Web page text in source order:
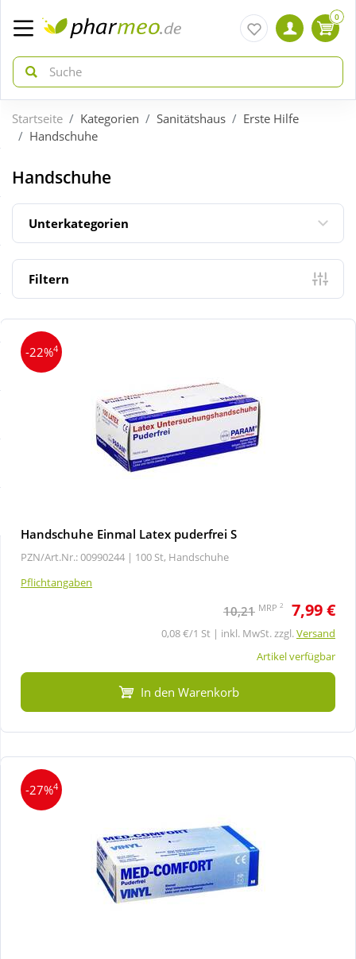
zurück
ÜBERSICHT AKTIONEN
Aktuelle Coupons
Neuheiten
Sale
zurück
ÜBERSICHT KATEGORIEN
Arzneimittel
Diabetes
Körperpflege & Kosmetik
Natur & Homöopathie
Tierbedarf
Wellness
0
Startseite Kategorien Sanitätshaus
Erste Hilfe
Handschuhe
Handschuhe
Unterkategorien
Filtern
-22%4
Handschuhe Einmal Latex puderfrei S
PZN/Art.Nr.: 00990244 | 100 St, Handschuhe
Pflichtangaben
10,21 MRP 2 7,99 €
0,08 €/1 St | inkl. MwSt. zzgl.Versand
Artikel verfügbar
In den Warenkorb
-27%4